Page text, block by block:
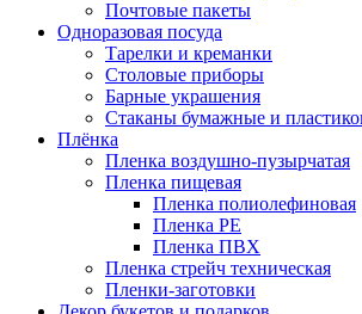
Почтовые пакеты
Одноразовая посуда
Тарелки и креманки
Столовые приборы
Барные украшения
Стаканы бумажные и
Плёнка
Пленка воздушно-пузырчатая
Пленка пищевая
Пленка полиолефиновая
Пленка PE
Пленка ПВХ
Пленка стрейч техническая
Пленки-заготовки